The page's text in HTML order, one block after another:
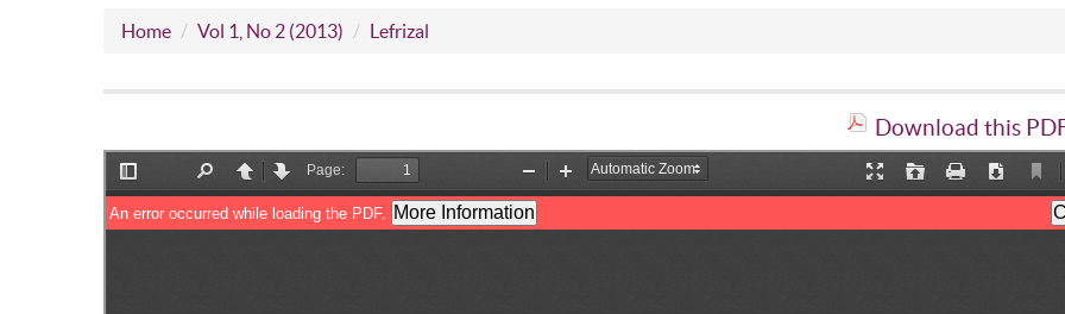
Home Vol 1, No 2 (2013) Lefrizal
Download this